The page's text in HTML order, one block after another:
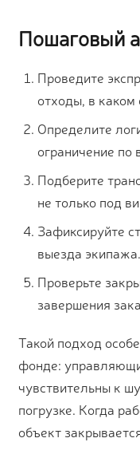
Пошаговый
Проведите
отходы, в каком
Определите
ограничение
Подберите
не только под
Зафиксируйте
выезда экипажа.
Проверьте
завершения
Такой подход
фонде:
чувствительны к
погрузке. Когда
объект